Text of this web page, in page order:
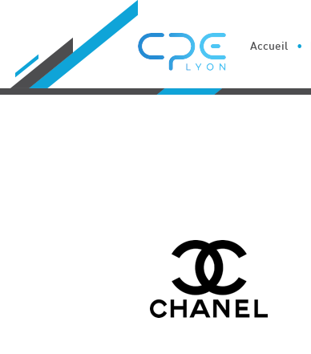
Accueil
Cookies management panel